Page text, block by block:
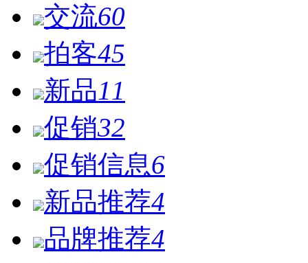
交流60
拍客45
新品11
促销32
促销信息6
新品推荐4
品牌推荐4